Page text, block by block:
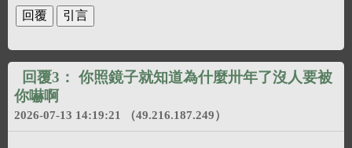
回覆3： 你照鏡子就知道為什麼卅年了沒人要被
你嚇啊
2026-07-13 14:19:21 （49.216.187.249）